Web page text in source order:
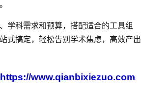
学科需求和预算，搭配适合的工具组
式搞定，轻松告别学术焦虑，高效产出
www.qianbixiezuo.com